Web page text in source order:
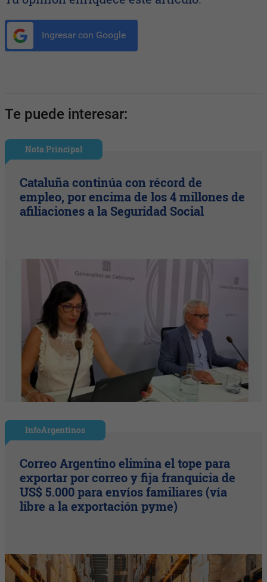
Ingresar con Google
Te puede interesar:
Nota Principal
Cataluña continúa con récord de
empleo, por encima de los 4 millones de
afiliaciones a la Seguridad Social
InfoArgentinos
Correo Argentino elimina el tope para
exportar por correo y fija franquicia de
US$ 5.000 para envíos familiares (vía
libre a la exportación pyme)